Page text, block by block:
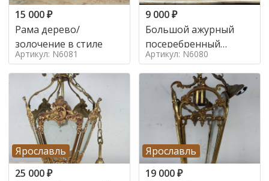
15 000₽
Рама дерево/
золочение в стиле
Артикул: N6081
9 000₽
Большой ажурный
посеребренный
поднос в стиле
Артикул: N6080
Ярославль
25 000₽
Ярославль
19 000₽